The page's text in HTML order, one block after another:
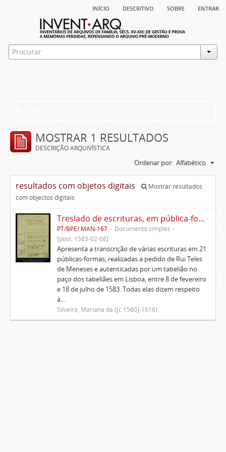
início descritivo sobre entrar
MOSTRAR 1 RESULTADOS
DESCRIÇÃO ARQUIVÍSTICA
Ordenar por: Alfabético
resultados com objetos digitais
Mostrar resultados
com objectos digitais
Treslado de escrituras, em pública-forma, de Rui Teles de Meneses
PT/BPE/ MAN-167
Documento simples
[post. 1583-02-08]
Apresenta a transcrição de várias escrituras em 21
públicas-formas, realizadas a pedido de Rui Teles
de Meneses e autenticadas por um tabelião no
paço dos tabeliães em Lisboa, entre 8 de fevereiro
e 18 de julho de 1583. Todas elas dizem respeito
à...
Silveira, Mariana da ([c.1560]-1616)